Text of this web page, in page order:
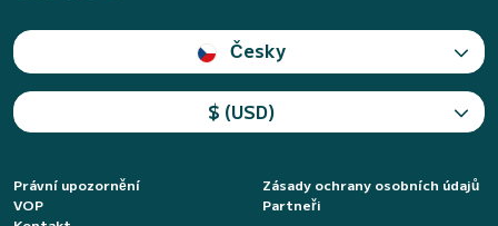
Česky
$ (USD)
Právní upozornění
Zásady ochrany osobních údajů
VOP
Partneři